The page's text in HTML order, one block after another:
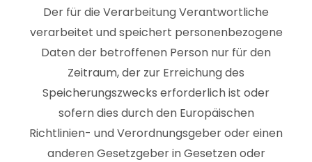
Der für die Verarbeitung Verantwortliche
verarbeitet und speichert personenbezogene
Daten der betroffenen Person nur für den
Zeitraum, der zur Erreichung des
Speicherungszwecks erforderlich ist oder
sofern dies durch den Europäischen
Richtlinien- und Verordnungsgeber oder einen
anderen Gesetzgeber in Gesetzen oder